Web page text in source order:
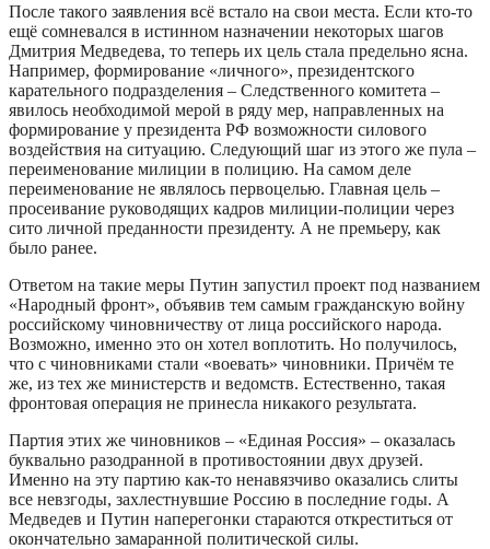
После такого заявления всё встало на свои места. Если кто-то
ещё сомневался в истинном назначении некоторых шагов
Дмитрия Медведева, то теперь их цель стала предельно ясна.
Например, формирование «личного», президентского
карательного подразделения – Следственного комитета –
явилось необходимой мерой в ряду мер, направленных на
формирование у президента РФ возможности силового
воздействия на ситуацию. Следующий шаг из этого же пула –
переименование милиции в полицию. На самом деле
переименование не являлось первоцелью. Главная цель –
просеивание руководящих кадров милиции-полиции через
сито личной преданности президенту. А не премьеру, как
было ранее.
Ответом на такие меры Путин запустил проект под названием
«Народный фронт», объявив тем самым гражданскую войну
российскому чиновничеству от лица российского народа.
Возможно, именно это он хотел воплотить. Но получилось,
что с чиновниками стали «воевать» чиновники. Причём те
же, из тех же министерств и ведомств. Естественно, такая
фронтовая операция не принесла никакого результата.
Партия этих же чиновников – «Единая Россия» – оказалась
буквально разодранной в противостоянии двух друзей.
Именно на эту партию как-то ненавязчиво оказались слиты
все невзгоды, захлестнувшие Россию в последние годы. А
Медведев и Путин наперегонки стараются откреститься от
окончательно замаранной политической силы.